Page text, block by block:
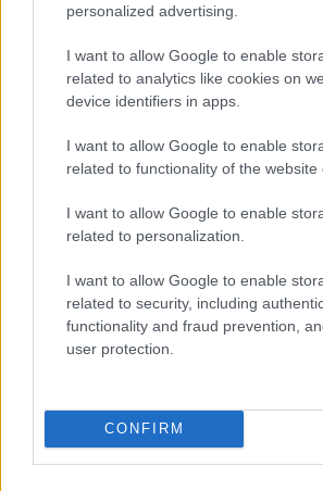
personalized advertising.
I want to allow Google to enable
related to analytics like cookies on
device identifiers in apps.
I want to allow Google to enable
related to functionality of the website
I want to allow Google to enable
related to personalization.
I want to allow Google to enable
related to security, including
functionality and fraud prevention,
user protection.
CONFIRM
Ουκρανία: Τουλάχιστον 8
ρωσικά πλήγματα -
της ίδιας οικογένειας
εχθρός πλήττει την
βαλλιστικούς πυραύλους»